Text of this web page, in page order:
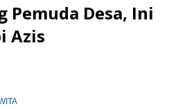
Pemuda Desa, Ini
Azis